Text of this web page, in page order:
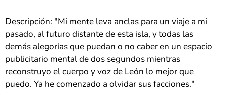
Descripción: "Mi mente leva anclas para un viaje a mi
pasado, al futuro distante de esta isla, y todas las
demás alegorías que puedan o no caber en un espacio
publicitario mental de dos segundos mientras
reconstruyo el cuerpo y voz de León lo mejor que
puedo. Ya he comenzado a olvidar sus facciones."